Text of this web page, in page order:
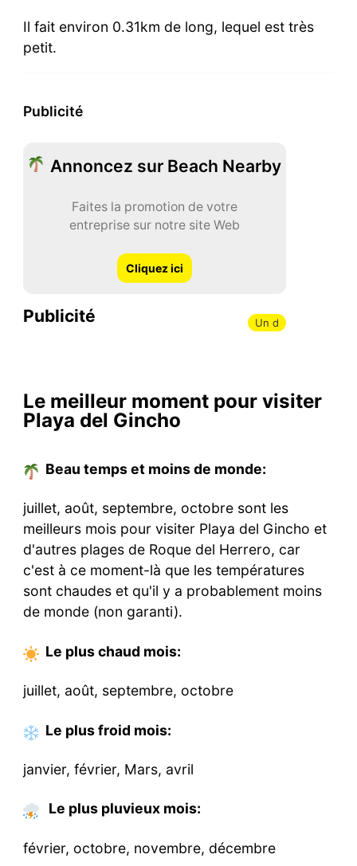
Il fait environ 0.31km de long, lequel est très
petit.
Publicité
Annoncez sur Beach Nearby
Faites la promotion de votre
entreprise sur notre site Web
Cliquez ici
Publicité Un d
Le meilleur moment pour visiter
Playa del Gincho
Beau temps et moins de monde:
juillet, août, septembre, octobre sont les
meilleurs mois pour visiter Playa del Gincho et
d'autres plages de Roque del Herrero, car
c'est à ce moment-là que les températures
sont chaudes et qu'il y a probablement moins
de monde (non garanti).
Le plus chaud mois:
juillet, août, septembre, octobre
Le plus froid mois:
janvier, février, Mars, avril
Le plus pluvieux mois:
février, octobre, novembre, décembre